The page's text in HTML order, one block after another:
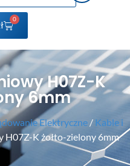
0
H07Z-K
6mm
Elektryczne / Kable i
H07Z-K żołto-zielony 6mm